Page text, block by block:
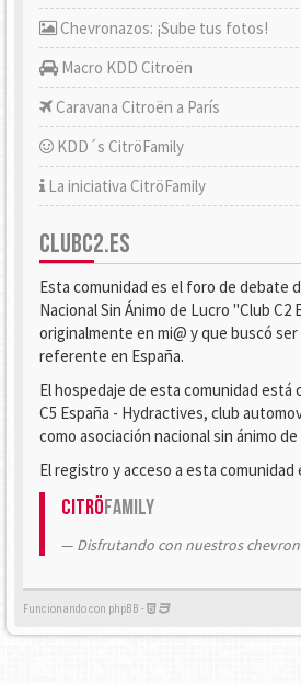
Chevronazos: ¡Sube tus fotos!
Macro KDD Citroën
Caravana Citroën a París
KDD´s CitröFamily
La iniciativa CitröFamily
CLUBC2.ES
Esta comunidad es el foro de debate
Nacional Sin Ánimo de Lucro "Club C2
originalmente en mi@ y que buscó
referente en España.
El hospedaje de esta comunidad está
C5 España - Hydractives, club
como asociación nacional sin ánimo de
El registro y acceso a esta
CitröFamily
Disfrutando con nuestros
Funcionando con phpBB -